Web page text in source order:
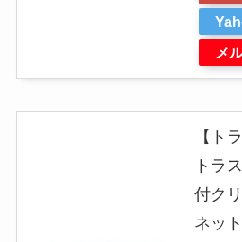
メ
【ト
トラ
付ク
ネッ